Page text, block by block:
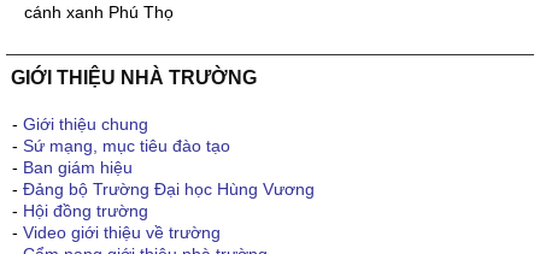
cánh xanh Phú Thọ
GIỚI THIỆU NHÀ TRƯỜNG
- Giới thiệu chung
- Sứ mạng, mục tiêu đào tạo
- Ban giám hiệu
- Đảng bộ Trường Đại học Hùng Vương
- Hội đồng trường
- Video giới thiệu về trường